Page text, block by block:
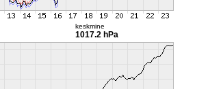
keskmine
1017.2 hPa